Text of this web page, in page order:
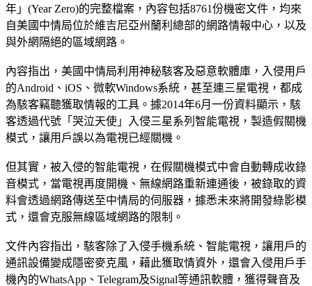
年」(Year Zero)的完整檔案，內容包括8761份機密文件，均來
自美國中情局位於維吉尼亞州蘭利總部的網路情報中心，以及
與外網隔絕的區域網路。
內容指出，美國中情局利用神秘駭客及惡意軟體庫，入侵用戶
的Android、iOS、微軟Windows系統，甚至連三星電視，都成
為駭客竊聽獲取情報的工具。據2014年6月一份資料顯示，駭
客透過代號「哭泣天使」入侵三星系列智能電視，製造假關機
模式，讓用戶誤以為電視已經關機。
但其實，被入侵的智能電視，在假關機模式中會自動轉成收錄
音模式，當電視再度開機、無線網路重新連通後，被錄取的資
料會透過網路傳送至中情局的伺服器，據悉未來將開發綠影模
式，還會克服無線區域網路的限制。
文件內容指出，駭客除了入侵手機系統、智能電視，讓用戶的
通訊設備變成隱密麥克風，藉此獲取情資外，還會入侵用戶手
機內的WhatsApp、Telegram及Signal等通訊軟體，獲得聲音及